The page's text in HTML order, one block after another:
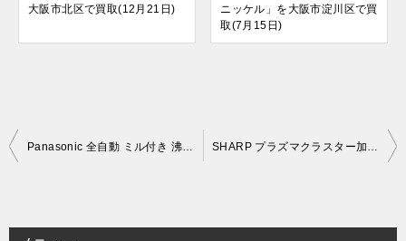
大阪市北区で買取(12月21日)
ニッケル」を大阪市淀川区で買
取(7月15日)
投
ビ